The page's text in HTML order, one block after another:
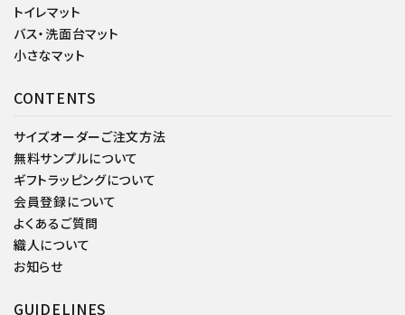
トイレマット
バス・洗面台マット
小さなマット
CONTENTS
サイズオーダーご注文方法
無料サンプルについて
ギフトラッピングについて
会員登録について
よくあるご質問
織人について
お知らせ
GUIDELINES